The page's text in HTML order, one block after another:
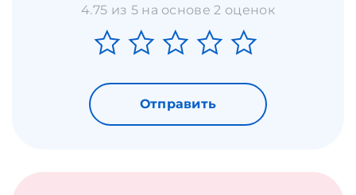
4.75 из 5 на основе 2 оценок
Отправить